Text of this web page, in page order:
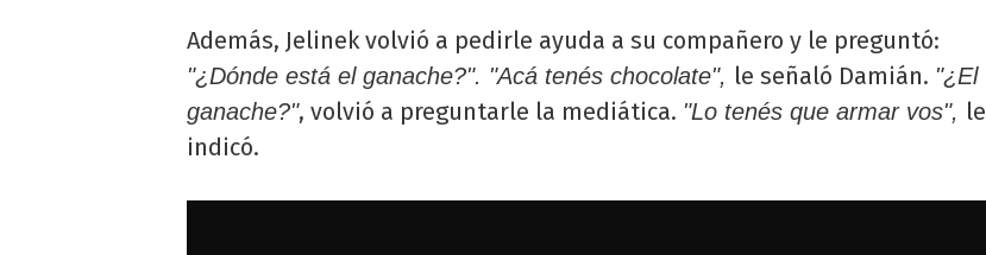
Además, Jelinek volvió a pedirle ayuda a su compañero y le preguntó:
"¿Dónde está el ganache?". "Acá tenés chocolate", le señaló Damián. "¿El
ganache?", volvió a preguntarle la mediática. "Lo tenés que armar vos", le
indicó.